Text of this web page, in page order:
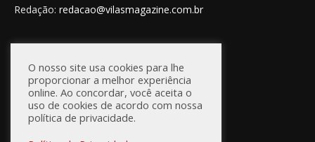
Redação: redacao@vilasmagazine.com.br
FIQUE CONECTADO
O nosso site usa cookies para lhe
proporcionar a melhor experiência
online. Ao concordar, você aceita o
uso de cookies de acordo com nossa
política de privacidade.